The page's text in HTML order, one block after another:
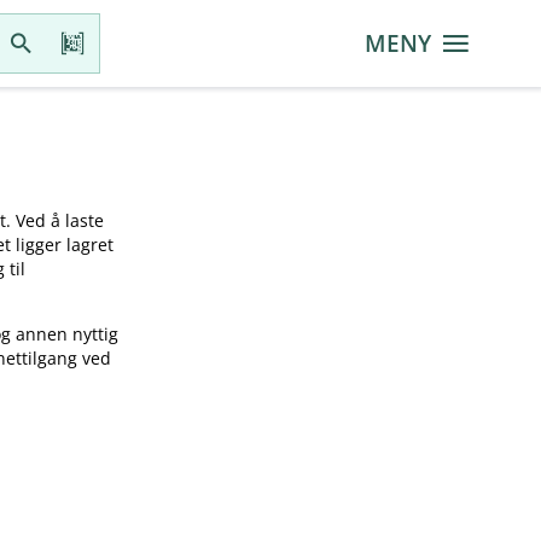
MENY
Ved å laste
ligger lagret
til
annen nyttig
ved